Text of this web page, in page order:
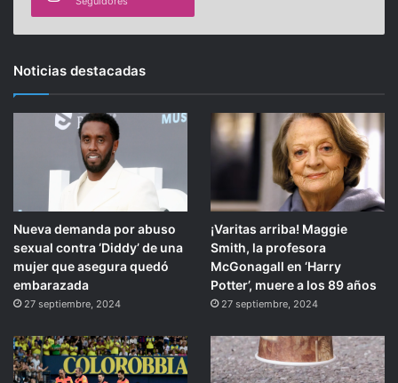
Noticias destacadas
Nueva demanda por abuso
sexual contra ‘Diddy’ de una
mujer que asegura quedó
embarazada
27 septiembre, 2024
¡Varitas arriba! Maggie
Smith, la profesora
McGonagall en ‘Harry
Potter’, muere a los 89 años
27 septiembre, 2024